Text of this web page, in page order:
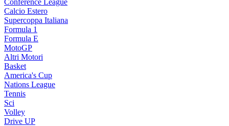
Conference League
Calcio Estero
Supercoppa Italiana
Formula 1
Formula E
MotoGP
Altri Motori
Basket
America's Cup
Nations League
Tennis
Sci
Volley
Drive UP